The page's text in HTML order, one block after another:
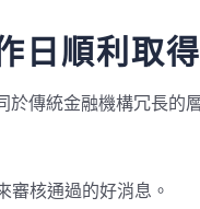
日順利取
傳統金融機構冗長的
審核通過的好消息。